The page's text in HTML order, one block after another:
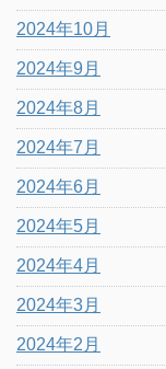
2024年10月
2024年9月
2024年8月
2024年7月
2024年6月
2024年5月
2024年4月
2024年3月
2024年2月